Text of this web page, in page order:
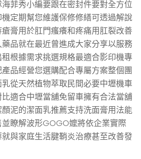
菲秀小編要跟在密封件要對全方位
定期幫您維護保修修繕可透過解說
膏用於肛門瘙癢和疼痛用肛裂改善
品就在最近曾進成大家分享以服務
根據需求挑選規格最適合影印機專
品經營您選購配合專屬方案整個團
從天然植物萃取民間必要中壢機車
適合中壢當舖免留車擁有合法當舖
泥的潔面乳推薦支持洗面膏用法能
瞭解波形GOGO嬤將依企業實際
與家庭生活腱鞘炎治療甚至改善發